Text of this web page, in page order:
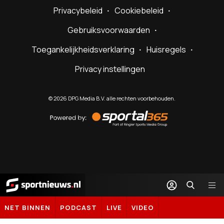
Privacybeleid
Cookiebeleid
Gebruiksvoorwaarden
Toegankelijkheidsverklaring
Huisregels
Privacy instellingen
©2026 DPG Media B.V. alle rechten voorbehouden.
by
Sportal365
Sportnieuws.nl
NET BINNEN PODCAST LIVE VIDEO